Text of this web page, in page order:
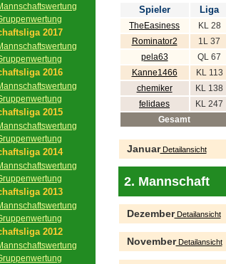
2017
2016
2015
2014
2013
2012
Spieler Liga
TheEasiness KL 28
Rominator2
1L 37
pela63
QL 67
Kanne1466
KL 113
chemiker
KL 138
felidaes
KL 247
Gesamt
JanuarDetailansicht
2. Mannschaft
DezemberDetailansicht
NovemberDetailansicht